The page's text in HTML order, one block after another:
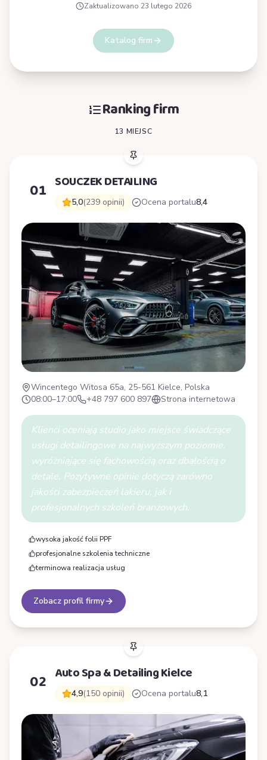
Zaktualizowano 23 lutego 2026
Katalog firm
Ranking firm
13 MIEJSC
01 SOUCZEK DETAILING
5,0(239 opinii) Ocena portalu8,4
Wincentego Witosa 65a, 25-561 Kielce, Polska
08:00–17:00
+48 797 600 897 Strona internetowa
Klienci oceniają studio jako miejsce świadczące
usługi detailingowe na najwyższym poziomie,
wyróżniające się fachowością oraz dbałością o
detale. Pozytywne opinie dotyczą zarówno
jakości zabezpieczeń lakieru, jak i
profesjonalnych szkoleń branżowych.
wysoka jakość folii PPF
profesjonalne szkolenia techniczne
terminowa realizacja usług
Zobacz profil firmy
02 Auto Spa & Detailing Kielce
4,9(150 opinii) Ocena portalu8,1